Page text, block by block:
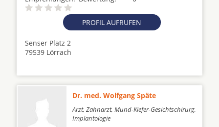
PROFIL AUFRUFEN
Senser Platz 2
79539 Lörrach
Dr. med. Wolfgang Späte
Arzt, Zahnarzt, Mund-Kiefer-Gesichtschirurg,
Implantologie